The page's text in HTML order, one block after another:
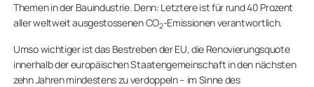
Themen in der Bauindustrie. Denn: Letztere ist für rund 40 Prozent
aller weltweit ausgestossenen CO2-Emissionen verantwortlich.
Umso wichtiger ist das Bestreben der EU, die Renovierungsquote
innerhalb der europäischen Staatengemeinschaft in den nächsten
zehn Jahren mindestens zu verdoppeln – im Sinne des